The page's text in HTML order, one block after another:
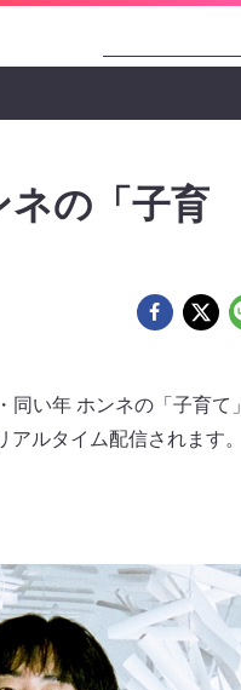
ネの「子育
い年 ホンネの「子育て」
ルタイム配信されます。